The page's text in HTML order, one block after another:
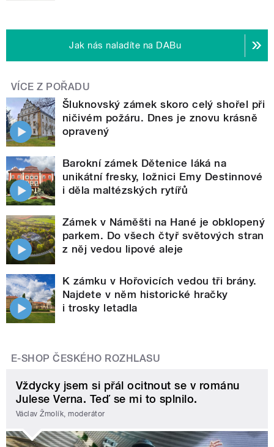
Jak nás naladíte na DABu
VÍCE Z POŘADU
Šluknovský zámek skoro celý shořel při
ničivém požáru. Dnes je znovu krásně
opravený
Barokní zámek Dětenice láká na
unikátní fresky, ložnici Emy Destinnové
i děla maltézských rytířů
Zámek v Náměšti na Hané je obklopený
parkem. Do všech čtyř světových stran
z něj vedou lipové aleje
K zámku v Hořovicích vedou tři brány.
Najdete v něm historické hračky
i trosky letadla
E-SHOP ČESKÉHO ROZHLASU
Vždycky jsem si přál ocitnout se v románu
Julese Verna. Teď se mi to splnilo.
Václav Žmolík, moderátor